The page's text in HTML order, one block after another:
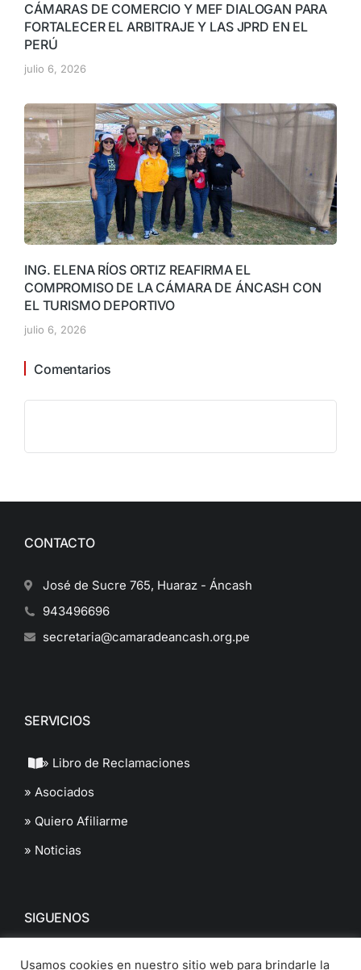
CÁMARAS DE COMERCIO Y MEF DIALOGAN PARA
FORTALECER EL ARBITRAJE Y LAS JPRD EN EL
PERÚ
julio 6, 2026
ING. ELENA RÍOS ORTIZ REAFIRMA EL
COMPROMISO DE LA CÁMARA DE ÁNCASH CON
EL TURISMO DEPORTIVO
julio 6, 2026
Comentarios
CONTACTO
José de Sucre 765, Huaraz - Áncash
943496696
secretaria@camaradeancash.org.pe
SERVICIOS
» Libro de Reclamaciones
» Asociados
» Quiero Afiliarme
» Noticias
SIGUENOS
Usamos cookies en nuestro sitio web para brindarle la